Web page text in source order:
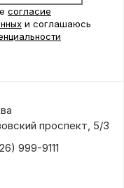
согласие
и соглашаюсь
проспект, 5/3
999-9111